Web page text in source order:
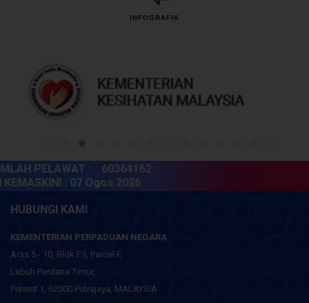
INFOGRAFIK
PELAWAT :
60364162
:07 Ogos 2026
HUBUNGI KAMI
KEMENTERIAN PERPADUAN NEGARA
Aras 5 - 10, Blok F9, Parcel F,
Lebuh Perdana Timur,
Presint 1, 62000 Putrajaya, MALAYSIA